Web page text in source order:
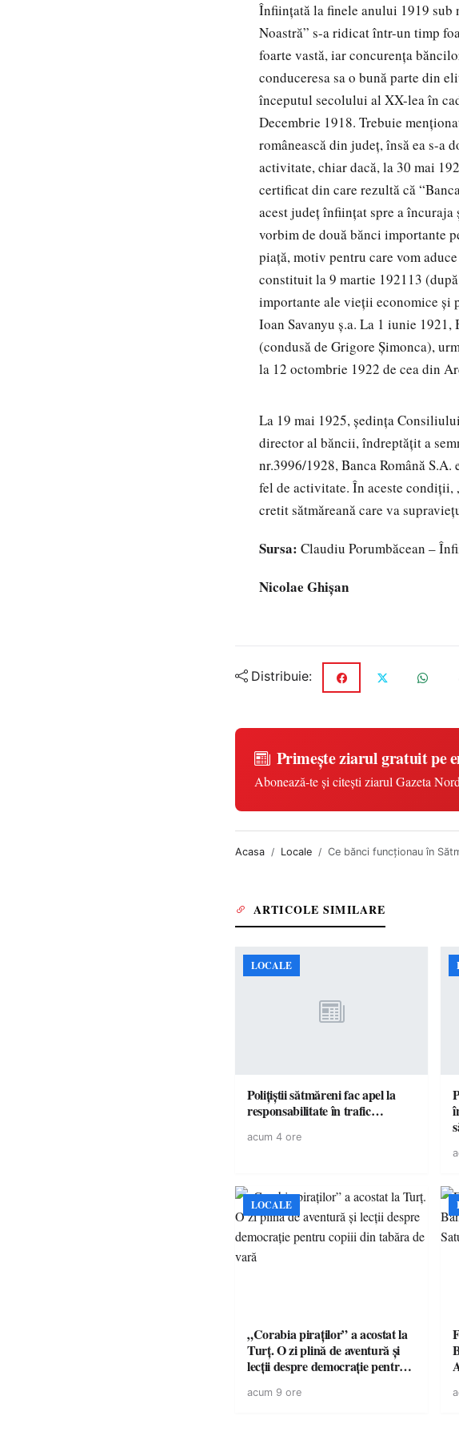
Înfiinţată la finele anului 1919 sub
Noastră” s-a ridicat într-un timp
foarte vastă, iar concurenţa
conduceresa sa o bună parte din
începutul secolului al XX-lea în
Decembrie 1918. Trebuie
românească din judeţ, însă ea s-a
activitate, chiar dacă, la 30 mai
certificat din care rezultă că
acest judeţ înfiinţat spre a
vorbim de două bănci importante
piaţă, motiv pentru care vom
constituit la 9 martie 192113
importante ale vieţii economice şi
Ioan Savanyu ş.a. La 1 iunie 1921,
(condusă de Grigore Şimonca),
la 12 octombrie 1922 de cea din
La 19 mai 1925, şedinţa
director al băncii, îndreptăţit a
nr.3996/1928, Banca Română
fel de activitate. În aceste condiţii,
cretit sătmăreană care va
Sursa: Claudiu Porumbăcean –
Nicolae Ghişan
Distribuie:
Primește ziarul gratuit pe
Abonează-te și citești ziarul Gazeta
Acasa Locale Ce bănci funcţionau în
ARTICOLE SIMILARE
LOCALE
Polițiștii sătmăreni fac apel la
responsabilitate în trafic…
acum 4 ore
LOCALE
„Corabia piraților” a acostat la
Turț. O zi plină de aventură și
lecții despre democrație pentru
acum 9 ore